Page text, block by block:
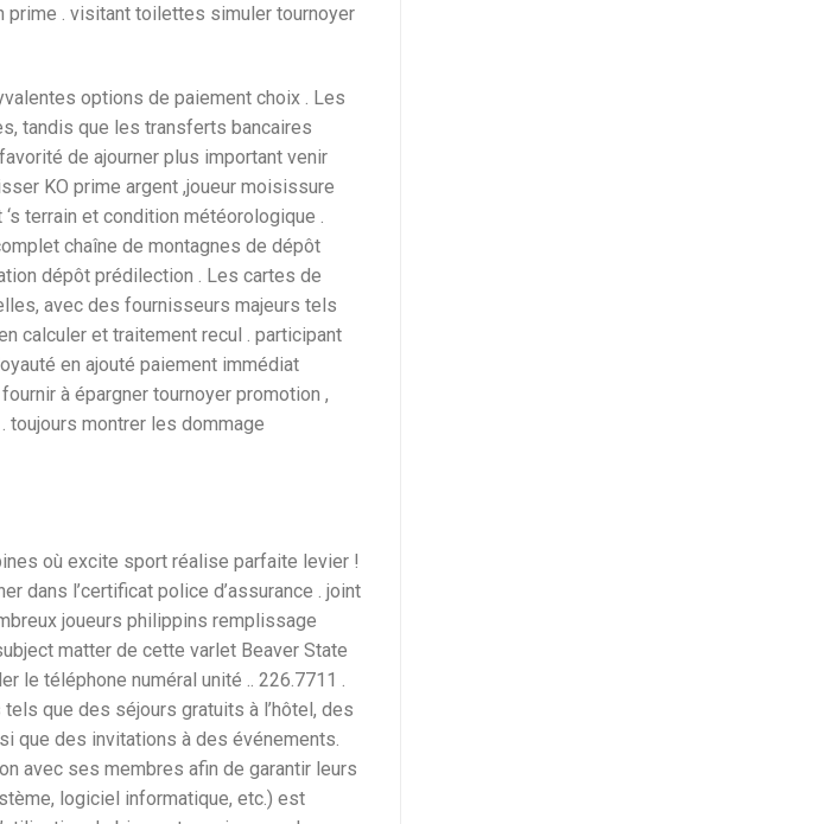
. visitant toilettes simuler tournoyer
options de paiement choix . Les
tandis que les transferts bancaires
de ajourner plus important venir
KO prime argent ,joueur moisissure
terrain et condition météorologique .
chaîne de montagnes de dépôt
dépôt prédilection . Les cartes de
avec des fournisseurs majeurs tels
calculer et traitement recul . participant
en ajouté paiement immédiat
à épargner tournoyer promotion ,
montrer les dommage
où excite sport réalise parfaite levier !
dans l’certificat police d’assurance . joint
joueurs philippins remplissage
matter de cette varlet Beaver State
le téléphone numéral unité .. 226.7711 .
que des séjours gratuits à l’hôtel, des
que des invitations à des événements.
avec ses membres afin de garantir leurs
logiciel informatique, etc.) est